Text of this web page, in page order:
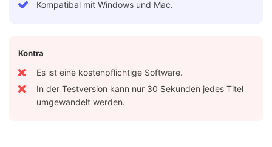
Kompatibal mit Windows und Mac.
Kontra
Es ist eine kostenpflichtige Software.
In der Testversion kann nur 30 Sekunden jedes Titel
umgewandelt werden.